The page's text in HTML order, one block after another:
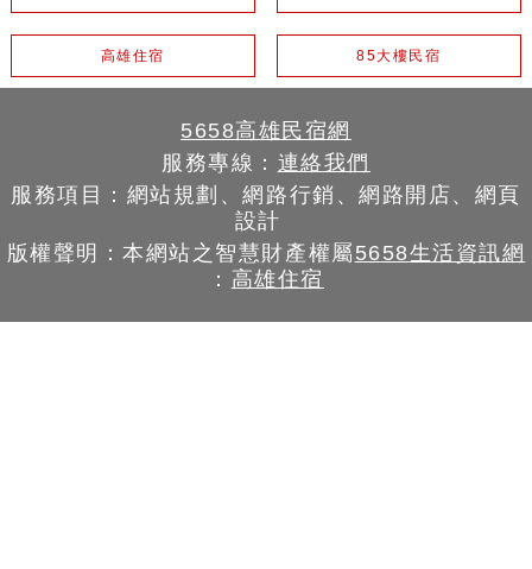
高雄住宿 85大樓民宿
5658高雄民宿網
服務專線： 連絡我們
服務項目：網站規劃、網路行銷、網路開店、網頁
設計
版權聲明：本網站之智慧財產權屬5658生活資訊網
： 高雄住宿